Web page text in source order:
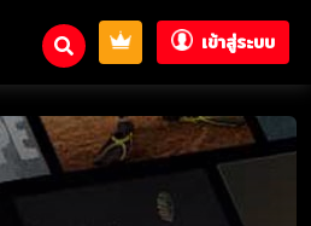
เข้าสู่ระบบ